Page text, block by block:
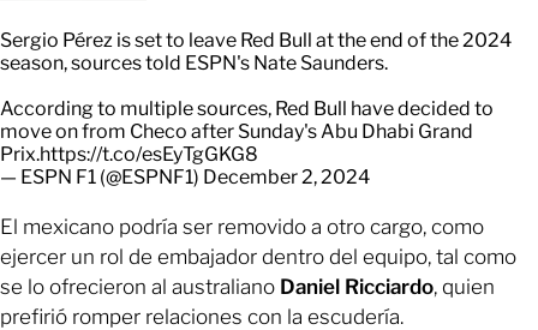
Sergio Pérez is set to leave Red Bull at the end of the 2024
season, sources told ESPN's Nate Saunders.
According to multiple sources, Red Bull have decided to
move on from Checo after Sunday's Abu Dhabi Grand
Prix.https://t.co/esEyTgGKG8
— ESPN F1 (@ESPNF1) December 2, 2024
El mexicano podría ser removido a otro cargo, como
ejercer un rol de embajador dentro del equipo, tal como
se lo ofrecieron al australiano Daniel Ricciardo, quien
prefirió romper relaciones con la escudería.